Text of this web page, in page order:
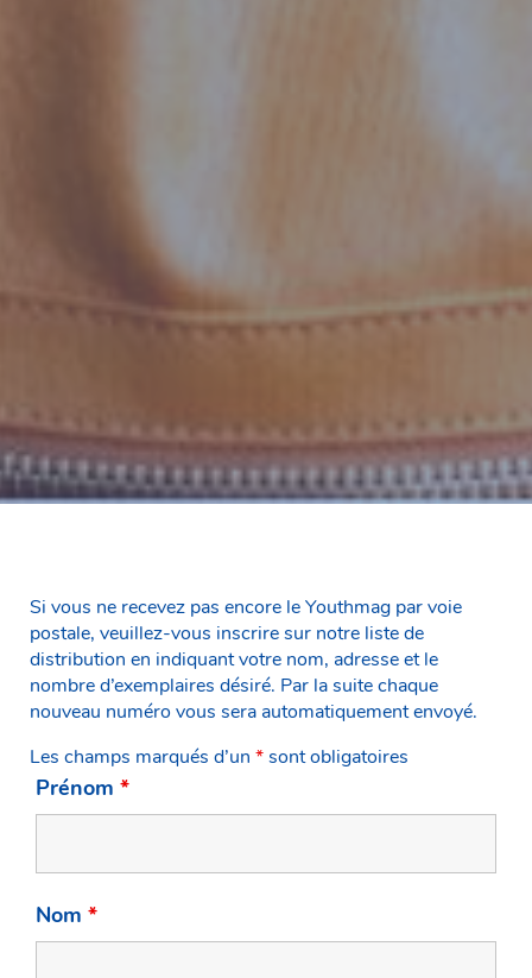
Si vous ne recevez pas encore le Youthmag par voie
postale, veuillez-vous inscrire sur notre liste de
distribution en indiquant votre nom, adresse et le
nombre d’exemplaires désiré. Par la suite chaque
nouveau numéro vous sera automatiquement envoyé.
Les champs marqués d’un *sont obligatoires
Prénom *
Nom *